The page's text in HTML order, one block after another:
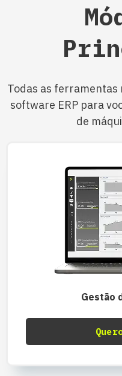
Todas as ferramentas
software ERP para
de
Gestão